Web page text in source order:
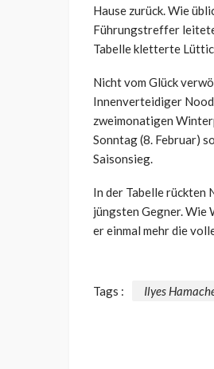
Hause zurück. Wie
Führungstreffer
Tabelle kletterte
Nicht vom Glück
Innenverteidiger
zweimonatigen
Sonntag (8. Februar)
Saisonsieg.
In der Tabelle rückten
jüngsten Gegner. Wie
er einmal mehr die
Tags : Ilyes